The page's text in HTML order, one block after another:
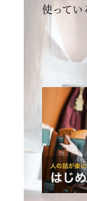
使ってい